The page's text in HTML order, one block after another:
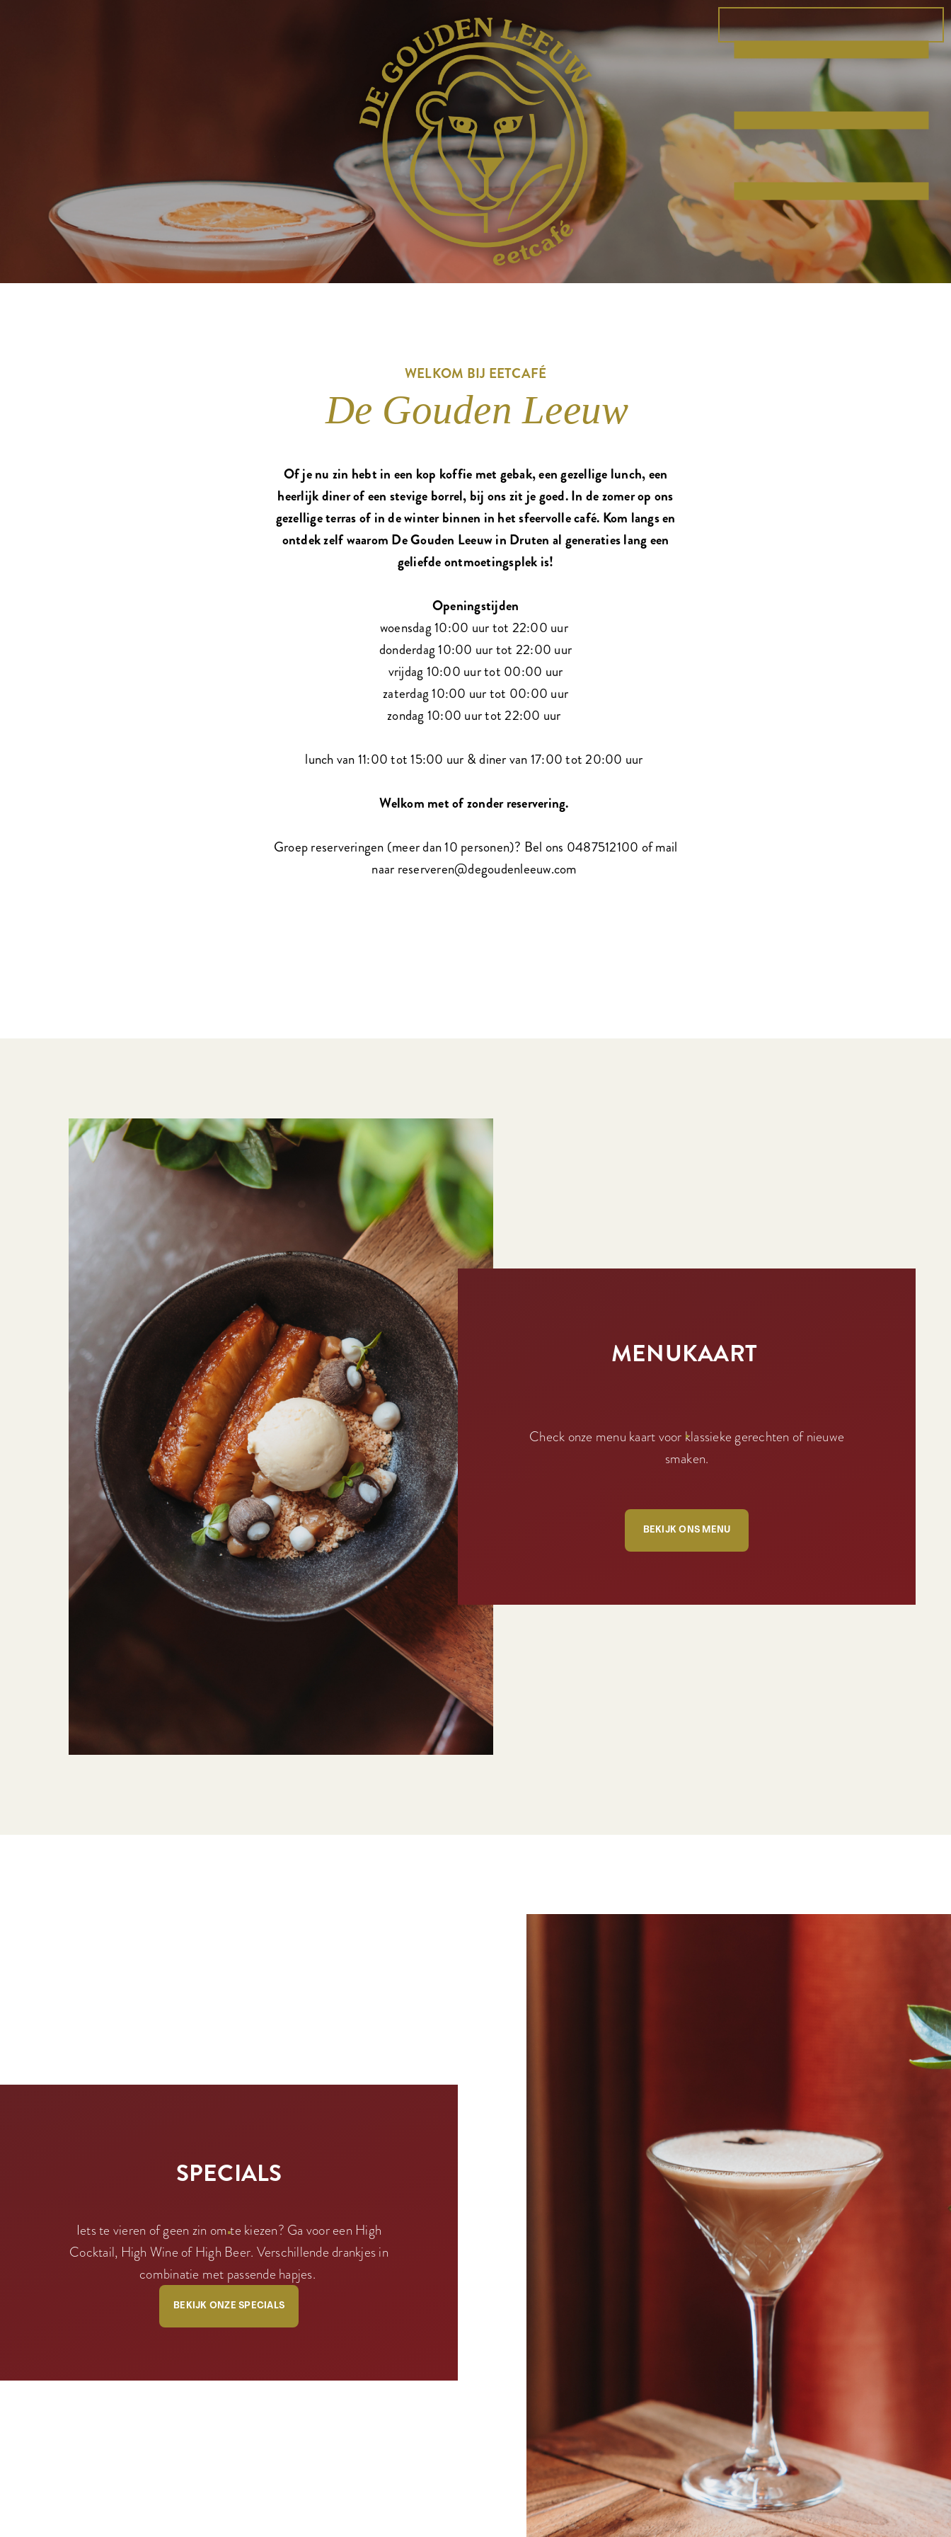
WELKOM BIJ EETCAFÉ
De Gouden Leeuw
Of je nu zin hebt in een kop koffie met gebak, een gezellige lunch, een
heerlijk diner of een stevige borrel, bij ons zit je goed. In de zomer op ons
gezellige terras of in de winter binnen in het sfeervolle café. Kom langs en
ontdek zelf waarom De Gouden Leeuw in Druten al generaties lang een
geliefde ontmoetingsplek is!
Openingstijden
woensdag 10:00 uur tot 22:00 uur
donderdag 10:00 uur tot 22:00 uur
vrijdag 10:00 uur tot 00:00 uur
zaterdag 10:00 uur tot 00:00 uur
zondag 10:00 uur tot 22:00 uur
lunch van 11:00 tot 15:00 uur & diner van 17:00 tot 20:00 uur
Welkom met of zonder reservering.
Groep reserveringen (meer dan 10 personen)? Bel ons 0487512100 of mail
naar reserveren@degoudenleeuw.com
MENUKAART
Check onze menu kaart voor klassieke gerechten of nieuwe
smaken.
BEKIJK ONS MENU
SPECIALS
Iets te vieren of geen zin om te kiezen? Ga voor een High
Cocktail, High Wine of High Beer. Verschillende drankjes in
combinatie met passende hapjes.
BEKIJK ONZE SPECIALS